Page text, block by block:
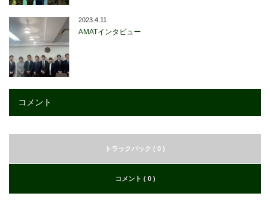
2023.4.11
AMATインタビュー
コメント
トラックバック ( 0 )
コメント ( 0 )